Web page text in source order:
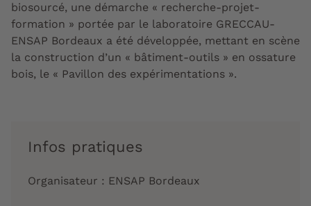
biosourcé, une démarche « recherche-projet-
formation » portée par le laboratoire GRECCAU-
ENSAP Bordeaux a été développée, mettant en scène
la construction d’un « bâtiment-outils » en ossature
bois, le « Pavillon des expérimentations ».
Infos pratiques
Organisateur : ENSAP Bordeaux